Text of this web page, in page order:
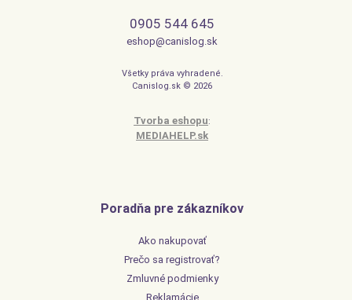
0905 544 645
eshop@canislog.sk
Všetky práva vyhradené.
Canislog.sk © 2026
Tvorba eshopu:
MEDIAHELP.sk
Poradňa pre zákazníkov
Ako nakupovať
Prečo sa registrovať?
Zmluvné podmienky
Reklamácie